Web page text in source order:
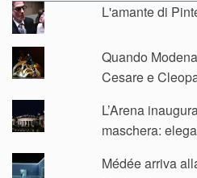
L'amante di
Quando
Cesare e
L’Arena
maschera:
Médée arriva